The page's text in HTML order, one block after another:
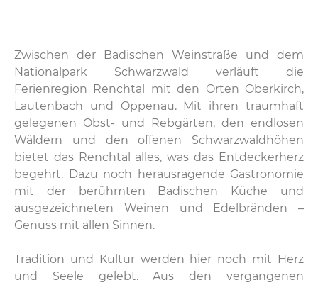
Zwischen der Badischen Weinstraße und dem
Nationalpark Schwarzwald verläuft die
Ferienregion Renchtal mit den Orten Oberkirch,
Lautenbach und Oppenau. Mit ihren traumhaft
gelegenen Obst- und Rebgärten, den endlosen
Wäldern und den offenen Schwarzwaldhöhen
bietet das Renchtal alles, was das Entdeckerherz
begehrt. Dazu noch herausragende Gastronomie
mit der berühmten Badischen Küche und
ausgezeichneten Weinen und Edelbränden –
Genuss mit allen Sinnen.
Tradition und Kultur werden hier noch mit Herz
und Seele gelebt. Aus den vergangenen